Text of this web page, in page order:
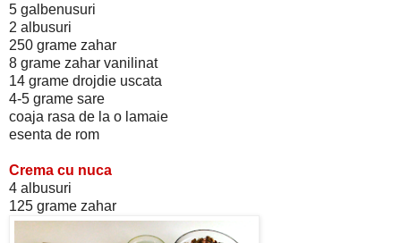
5 galbenusuri
2 albusuri
250 grame zahar
8 grame zahar vanilinat
14 grame drojdie uscata
4-5 grame sare
coaja rasa de la o lamaie
esenta de rom
Crema cu nuca
4 albusuri
125 grame zahar